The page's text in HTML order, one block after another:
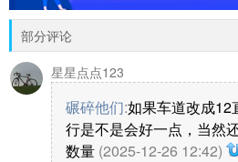
部分评论
星星点点123
碾碎他们:如果车道改成12
行是不是会好一点，当然
数量 (2025-12-26 12:42)